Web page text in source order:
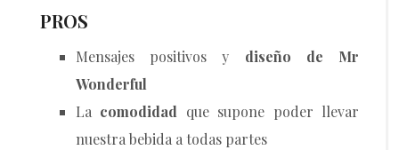
PROS
Mensajes positivos y diseño de Mr
Wonderful
La comodidad que supone poder llevar
nuestra bebida a todas partes